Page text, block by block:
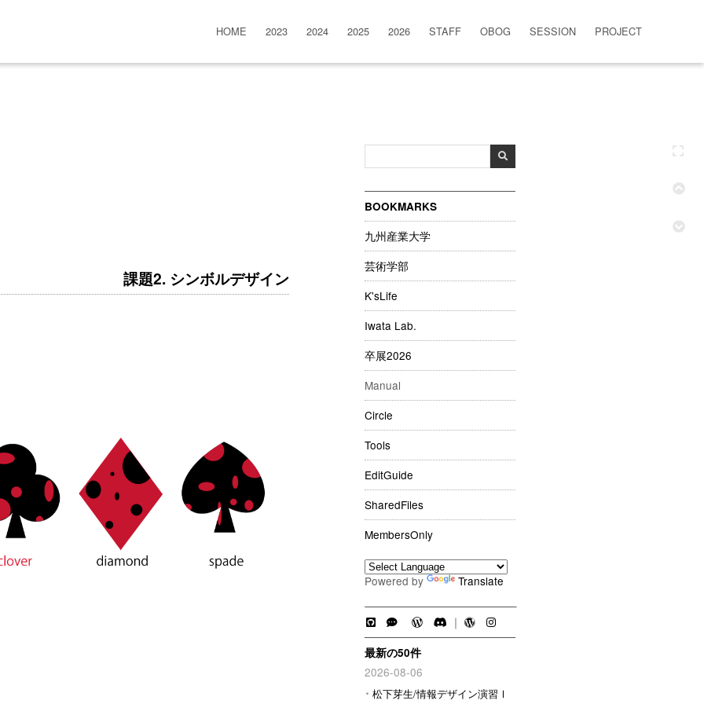
HOME 2023 2024 2025 2026 STAFF OBOG SESSION PROJECT
BOOKMARKS
九州産業大学
芸術学部
K'sLife
Iwata Lab.
卒展2026
Manual
Circle
Tools
EditGuide
SharedFiles
MembersOnly
Powered by Translate
｜
最新の50件
2026-08-06
松下芽生/情報デザイン演習Ⅰ
課題2. シンボルデザイン